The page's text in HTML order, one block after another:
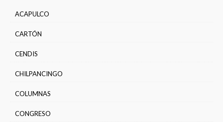
ACAPULCO
CARTÓN
CENDIS
CHILPANCINGO
COLUMNAS
CONGRESO